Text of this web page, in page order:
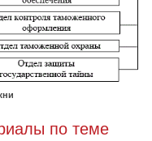
по теме